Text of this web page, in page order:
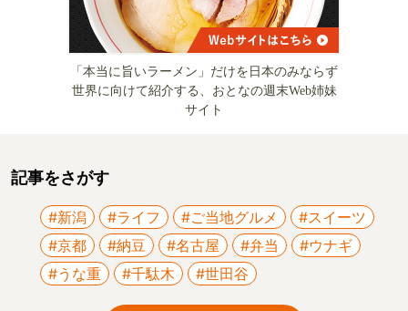
「本当に旨いラーメン」だけを日本のみならず
世界に向けて紹介する、おとなの週末Web姉妹
サイト
記事をさがす
#新潟 #ライフ #ご当地グルメ
#スイーツ
#京都
#納豆 #名古屋 #弁当
#ウナギ
#うな重
#千駄木 #世田谷